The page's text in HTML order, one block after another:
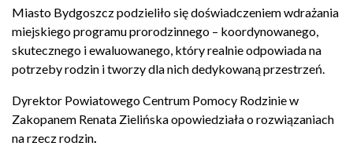
Miasto Bydgoszcz podzieliło się doświadczeniem wdrażania
miejskiego programu prorodzinnego – koordynowanego,
skutecznego i ewaluowanego, który realnie odpowiada na
potrzeby rodzin i tworzy dla nich dedykowaną przestrzeń.
Dyrektor Powiatowego Centrum Pomocy Rodzinie w
Zakopanem Renata Zielińska opowiedziała o rozwiązaniach
na rzecz rodzin.